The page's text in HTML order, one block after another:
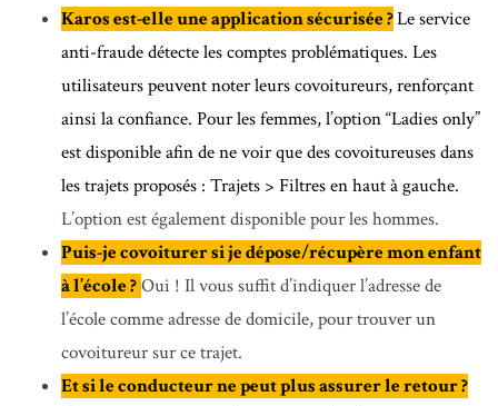
Karos est-elle une application sécurisée ?Le service
anti-fraude détecte les comptes problématiques. Les
utilisateurs peuvent noter leurs covoitureurs, renforçant
ainsi la confiance. Pour les femmes, l’option “Ladies only”
est disponible afin de ne voir que des covoitureuses dans
les trajets proposés : Trajets > Filtres en haut à gauche.
L’option est également disponible pour les hommes.
Puis-je covoiturer si je dépose/récupère mon enfant
à l’école ?Oui ! Il vous suffit d’indiquer l’adresse de
l’école comme adresse de domicile, pour trouver un
covoitureur sur ce trajet.
Et si le conducteur ne peut plus assurer le retour ?